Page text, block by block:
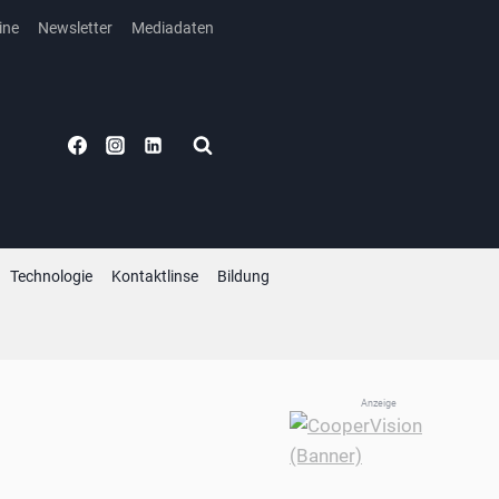
Newsletter Mediadaten
Technologie Kontaktlinse Bildung
Anzeige